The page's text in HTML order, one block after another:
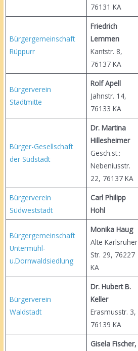
76131 KA
Bürgergemeinschaft
Rüppurr
Friedrich
Lemmen
Kantstr. 8,
76137 KA
Bürgerverein
Stadtmitte
Rolf Apell
Jahnstr. 14,
76133 KA
Bürger-Gesellschaft
der Südstadt
Dr. Martina
Hillesheimer
Gesch.st.:
Nebeniusstr.
22, 76137 KA
Bürgerverein
Südweststadt
Carl Philipp
Hohl
Bürgergemeinschaft
Untermühl-
u.Dornwaldsiedlung
Monika Haug
Alte Karlsruher
Str. 29, 76227
KA
Bürgerverein
Waldstadt
Dr. Hubert B.
Keller
Erasmusstr. 3,
76139 KA
Gisela Fischer,